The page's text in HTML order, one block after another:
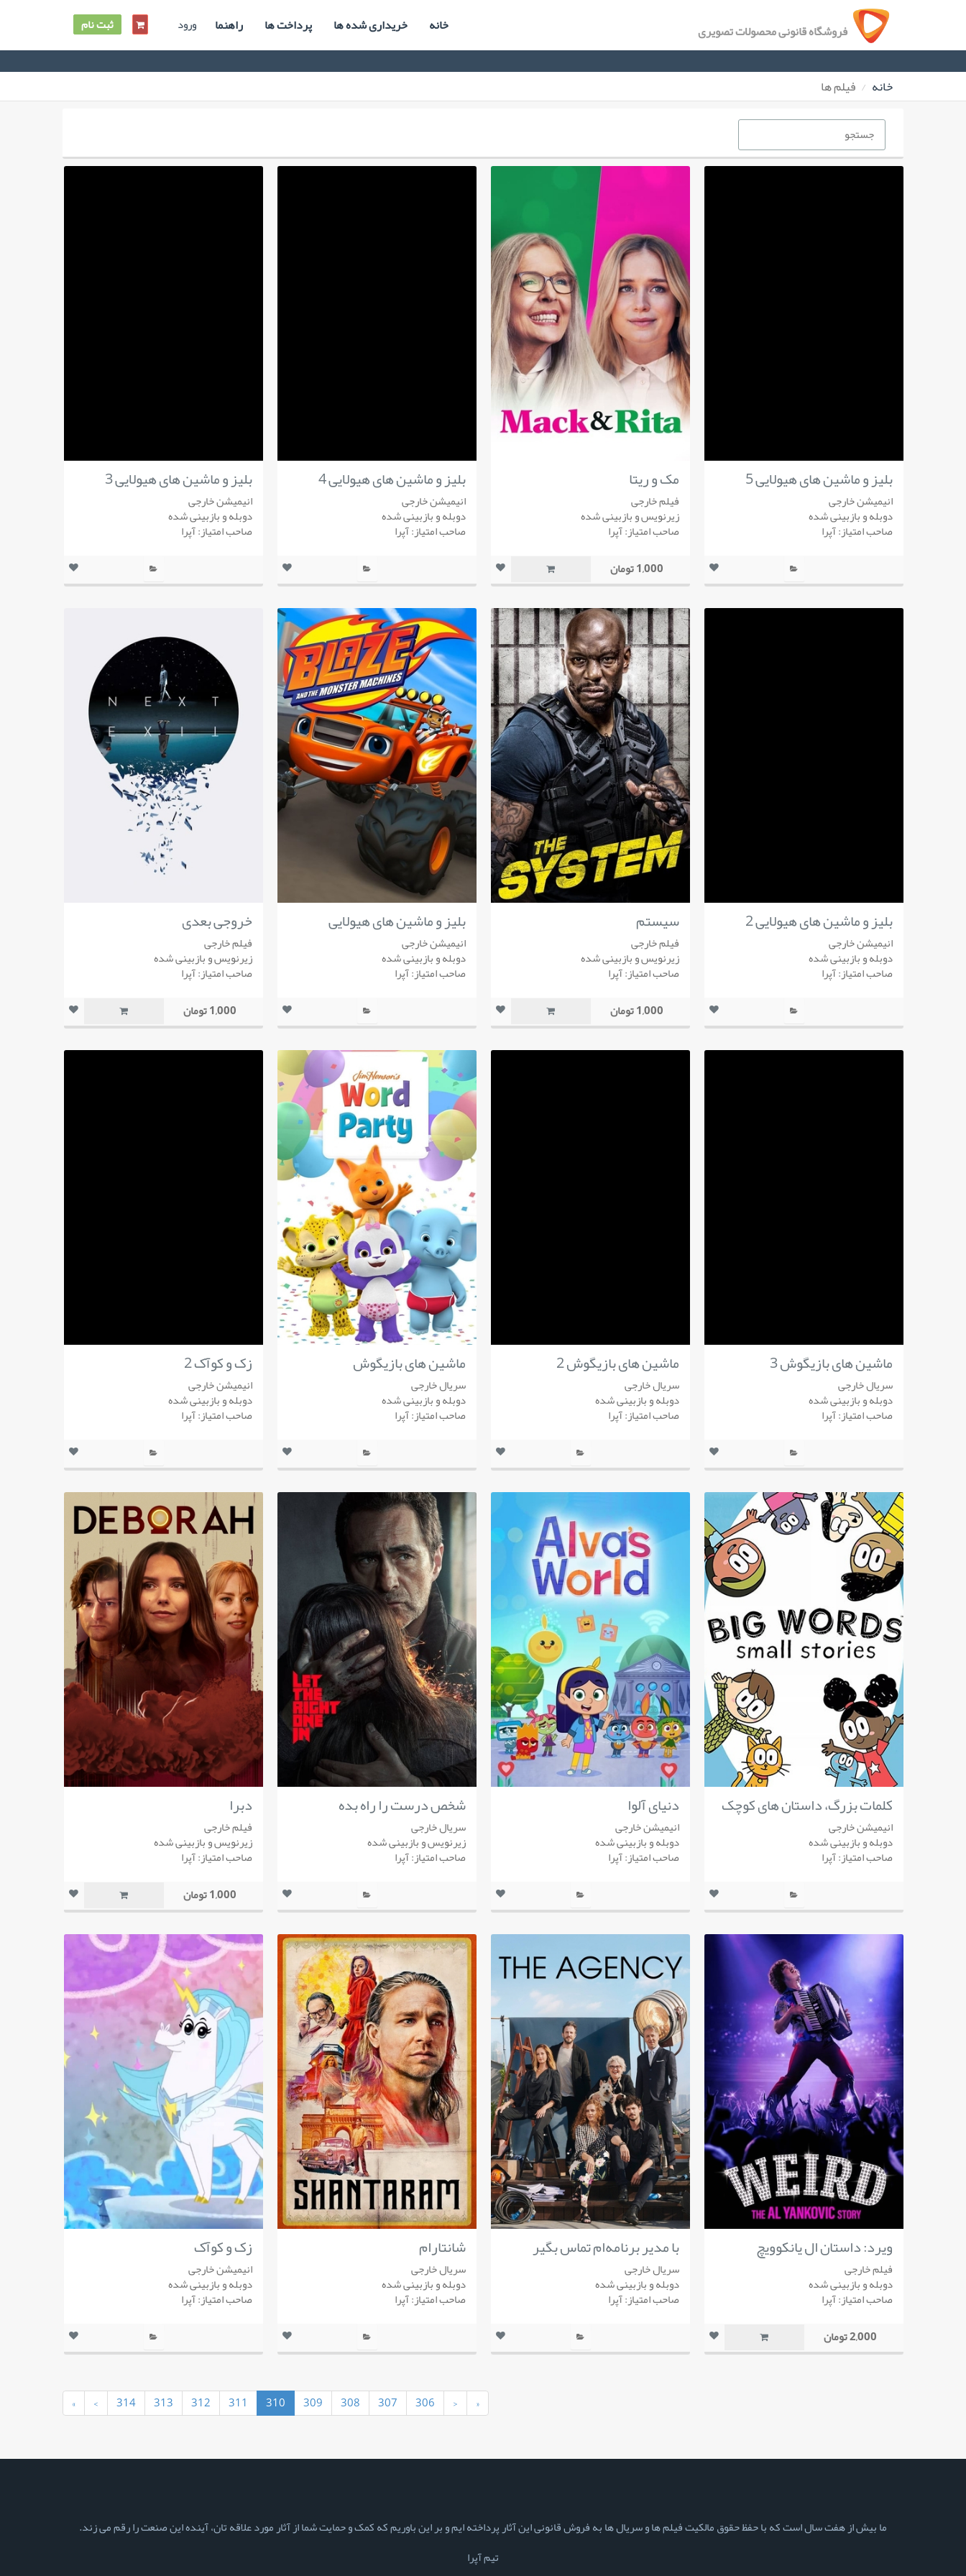
فروشگاه قانونی محصولات تصویری خانه خریداری شده ها پرداخت ها راهنما ورود ثبت نام
خانه فیلم ها
بلیز و ماشین های هیولایی 5
انیمیشن خارجی
دوبله و بازبینی شده
صاحب امتیاز: آپرا
مک و ریتا
فیلم خارجی
زیرنویس و بازبینی شده
صاحب امتیاز: آپرا
1,000 تومان
بلیز و ماشین های هیولایی 4
انیمیشن خارجی
دوبله و بازبینی شده
صاحب امتیاز: آپرا
بلیز و ماشین های هیولایی 3
انیمیشن خارجی
دوبله و بازبینی شده
صاحب امتیاز: آپرا
بلیز و ماشین های هیولایی 2
انیمیشن خارجی
دوبله و بازبینی شده
صاحب امتیاز: آپرا
سیستم
فیلم خارجی
زیرنویس و بازبینی شده
صاحب امتیاز: آپرا
1,000 تومان
بلیز و ماشین های هیولایی
انیمیشن خارجی
دوبله و بازبینی شده
صاحب امتیاز: آپرا
خروجی بعدی
فیلم خارجی
زیرنویس و بازبینی شده
صاحب امتیاز: آپرا
1,000 تومان
ماشین های بازیگوش 3
سریال خارجی
دوبله و بازبینی شده
صاحب امتیاز: آپرا
ماشین های بازیگوش 2
سریال خارجی
دوبله و بازبینی شده
صاحب امتیاز: آپرا
ماشین های بازیگوش
سریال خارجی
دوبله و بازبینی شده
صاحب امتیاز: آپرا
زک و کوآک 2
انیمیشن خارجی
دوبله و بازبینی شده
صاحب امتیاز: آپرا
کلمات بزرگ، داستان های کوچک
انیمیشن خارجی
دوبله و بازبینی شده
صاحب امتیاز: آپرا
دنیای آلوا
انیمیشن خارجی
دوبله و بازبینی شده
صاحب امتیاز: آپرا
شخص درست را راه بده
سریال خارجی
زیرنویس و بازبینی شده
صاحب امتیاز: آپرا
دبرا
فیلم خارجی
زیرنویس و بازبینی شده
صاحب امتیاز: آپرا
1,000 تومان
ویرد: داستان ال یانکوویچ
فیلم خارجی
دوبله و بازبینی شده
صاحب امتیاز: آپرا
2,000 تومان
با مدیر برنامه‌ام تماس بگیر
سریال خارجی
دوبله و بازبینی شده
صاحب امتیاز: آپرا
شانتارام
سریال خارجی
دوبله و بازبینی شده
صاحب امتیاز: آپرا
زک و کوآک
انیمیشن خارجی
دوبله و بازبینی شده
صاحب امتیاز: آپرا
«
‹
306
307
308
309
310
(current)
311
312
313
314
›
»
ما بیش از هفت سال است که با حفظ حقوق مالکیت فیلم ها و سریال ها به فروش قانونی این آثار پرداخته ایم و بر این باوریم که کمک و حمایت شما از آثار مورد علاقه تان، آینده این صنعت را رقم می زند.
تیم آپرا